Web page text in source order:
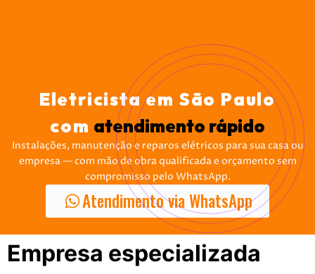
Eletricista em São Paulo
com atendimento rápido
Instalações, manutenção e reparos elétricos para sua casa ou
empresa — com mão de obra qualificada e orçamento sem
compromisso pelo WhatsApp.
Atendimento via WhatsApp
Empresa especializada